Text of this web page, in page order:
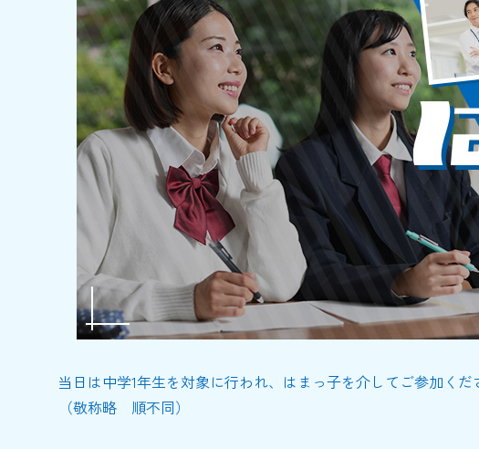
当日は中学1年生を対象に行われ、はまっ子を介してご参加く
（敬称略 順不同）